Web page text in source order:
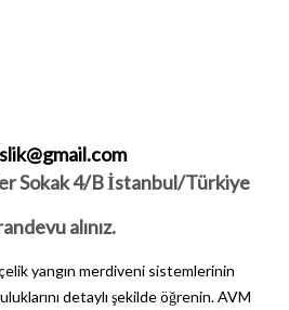
Sokak 4/B İstanbul/Türkiye
alınız.
yangın merdiveni sistemlerinin
detaylı şekilde öğrenin.AVM